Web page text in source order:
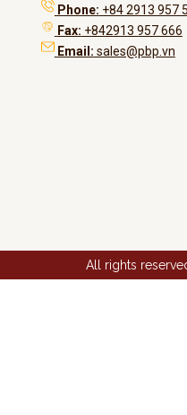
Phone: +84 2913 957
Fax: +842913 957 666
Email: sales@pbp.vn
All rights